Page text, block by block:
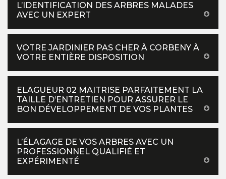
L’IDENTIFICATION DES ARBRES MALADES
AVEC UN EXPERT
VOTRE JARDINIER PAS CHER À CORBENY À
VOTRE ENTIÈRE DISPOSITION
ELAGUEUR 02 MAITRISE PARFAITEMENT LA
TAILLE D’ENTRETIEN POUR ASSURER LE
BON DÉVELOPPEMENT DE VOS PLANTES
L’ÉLAGAGE DE VOS ARBRES AVEC UN
PROFESSIONNEL QUALIFIÉ ET
EXPÉRIMENTÉ